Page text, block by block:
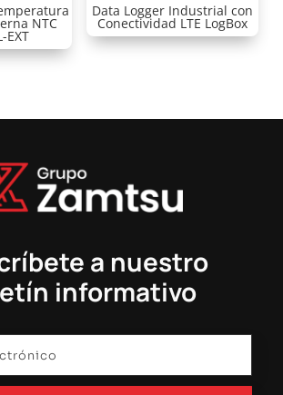
NTC
EXT
Data Logger Industrial con
Conectividad LTE LogBox
a nuestro
informativo